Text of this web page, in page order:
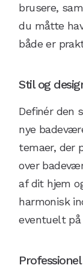
brusere,
du måtte
både er
Stil og
Definér den
nye
temaer, der
over
af dit hjem
harmonisk
eventuelt